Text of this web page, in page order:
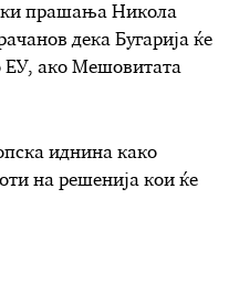
прашања Никола
дека Бугарија ќе
ЕУ, ако Мешовитата
иднина како
на решенија кои ќе